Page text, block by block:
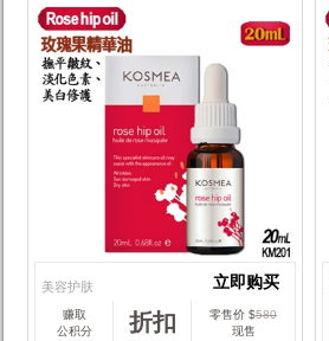
美容护肤
立即购买
立即购买
赚取
公积分
折扣 零售价 $580
现售